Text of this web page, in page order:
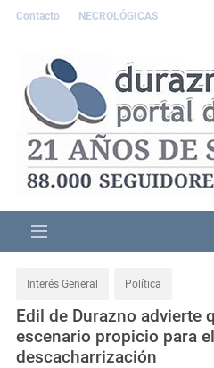
Contacto NECROLÓGICAS
Interés General Política
Edil de Durazno advierte
escenario propicio para
descacharrización